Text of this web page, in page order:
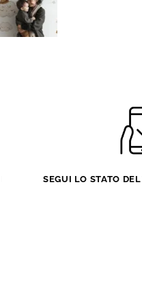
SEGUI LO STATO